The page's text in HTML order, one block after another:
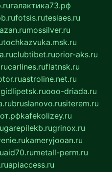
галактика73.рф
fotsis.rutesiaes.ru
mossilver.ru
tochkazvuka.msk.ru
clubtibet.ruorior-aks.ru
carlines.ruflatnsk.ru
astroline.net.ru
gidlipetsk.ruooo-driada.ru
bruslanovo.rusiterem.ru
kafekolizey.ru
grinox.ru
kameryjooan.ru
aid70.rumetall-perm.ru
apiaccess.ru